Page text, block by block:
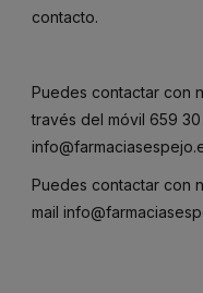
contacto.
Puedes contactar con
través del móvil 659
Puedes contactar con
mail